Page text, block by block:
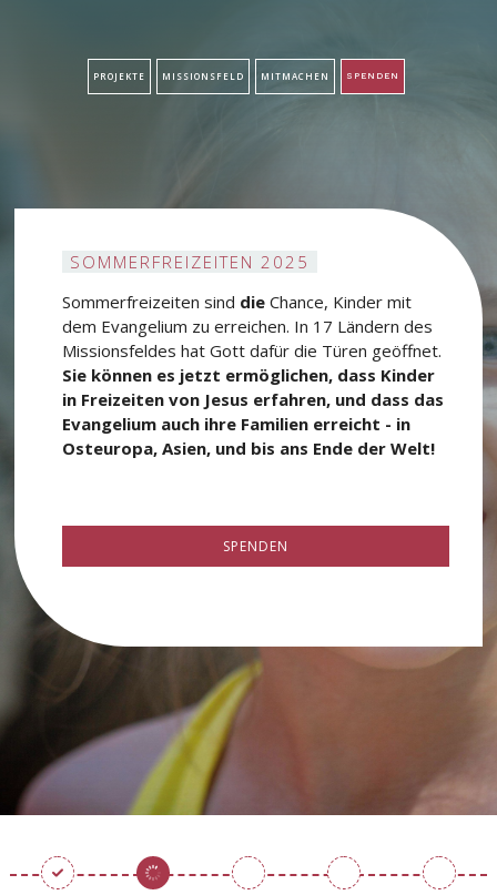
PROJEKTE MISSIONSFELD MITMACHEN SPENDEN
SOMMERFREIZEITEN 2025
Sommerfreizeiten sind die Chance, Kinder mit
dem Evangelium zu erreichen. In 17 Ländern des
Missionsfeldes hat Gott dafür die Türen geöffnet.
Sie können es jetzt ermöglichen, dass Kinder
in Freizeiten von Jesus erfahren, und dass das
Evangelium auch ihre Familien erreicht - in
Osteuropa, Asien, und bis ans Ende der Welt!
SPENDEN